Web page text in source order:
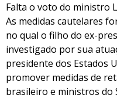
Falta o voto do ministro
As medidas cautelares
no qual o filho do ex-
investigado por sua
presidente dos Estados
promover medidas de
brasileiro e ministros